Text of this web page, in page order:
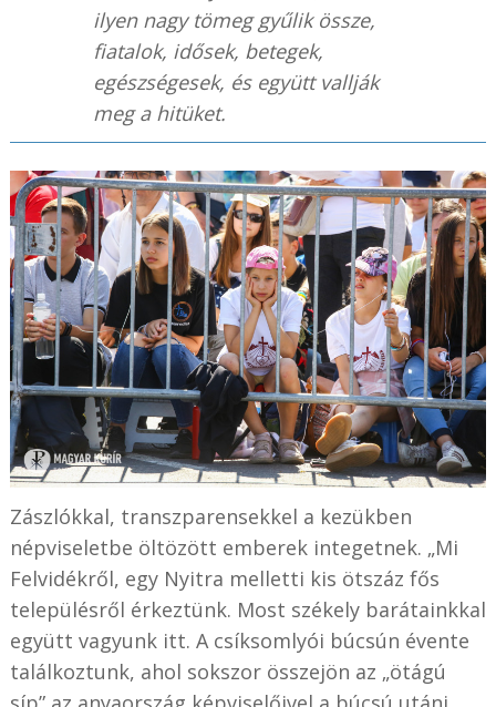
ilyen nagy tömeg gyűlik össze,
fiatalok, idősek, betegek,
egészségesek, és együtt vallják
meg a hitüket.
Zászlókkal, transzparensekkel a kezükben
népviseletbe öltözött emberek integetnek. „Mi
Felvidékről, egy Nyitra melletti kis ötszáz fős
településről érkeztünk. Most székely barátainkkal
együtt vagyunk itt. A csíksomlyói búcsún évente
találkoztunk, ahol sokszor összejön az „ötágú